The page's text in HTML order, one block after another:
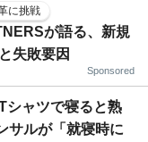
に挑戦
が語る、新規
失敗要因
Sponsored
シャツで寝ると熟
サルが「就寝時に